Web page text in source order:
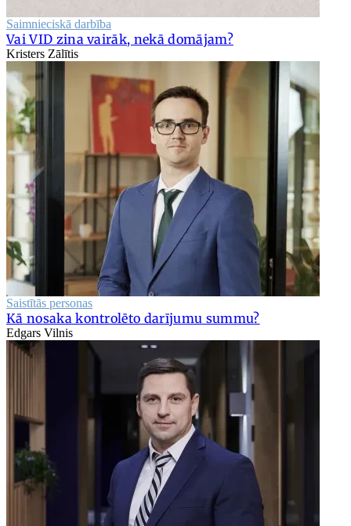
Saimnieciskā darbība
Vai VID zina vairāk, nekā domājam?
Kristers Zālītis
Saistītās personas
Kā nosaka kontrolēto darījumu summu?
Edgars Vilnis